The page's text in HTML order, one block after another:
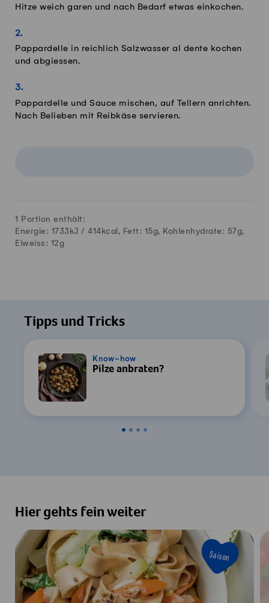
Hitze weich garen und nach Bedarf etwas einkochen.
Pappardelle in reichlich Salzwasser al dente kochen
und abgiessen.
Pappardelle und Sauce mischen, auf Tellern anrichten.
Nach Belieben mit Reibkäse servieren.
1 Portion enthält:
Energie: 1733kJ / 414 kcal, Fett: 15g, Kohlenhydrate: 57g,
Eiweiss: 12g
Tipps und Tricks
Know-how
Pilze anbraten?
Hier gehts fein weiter
Saison